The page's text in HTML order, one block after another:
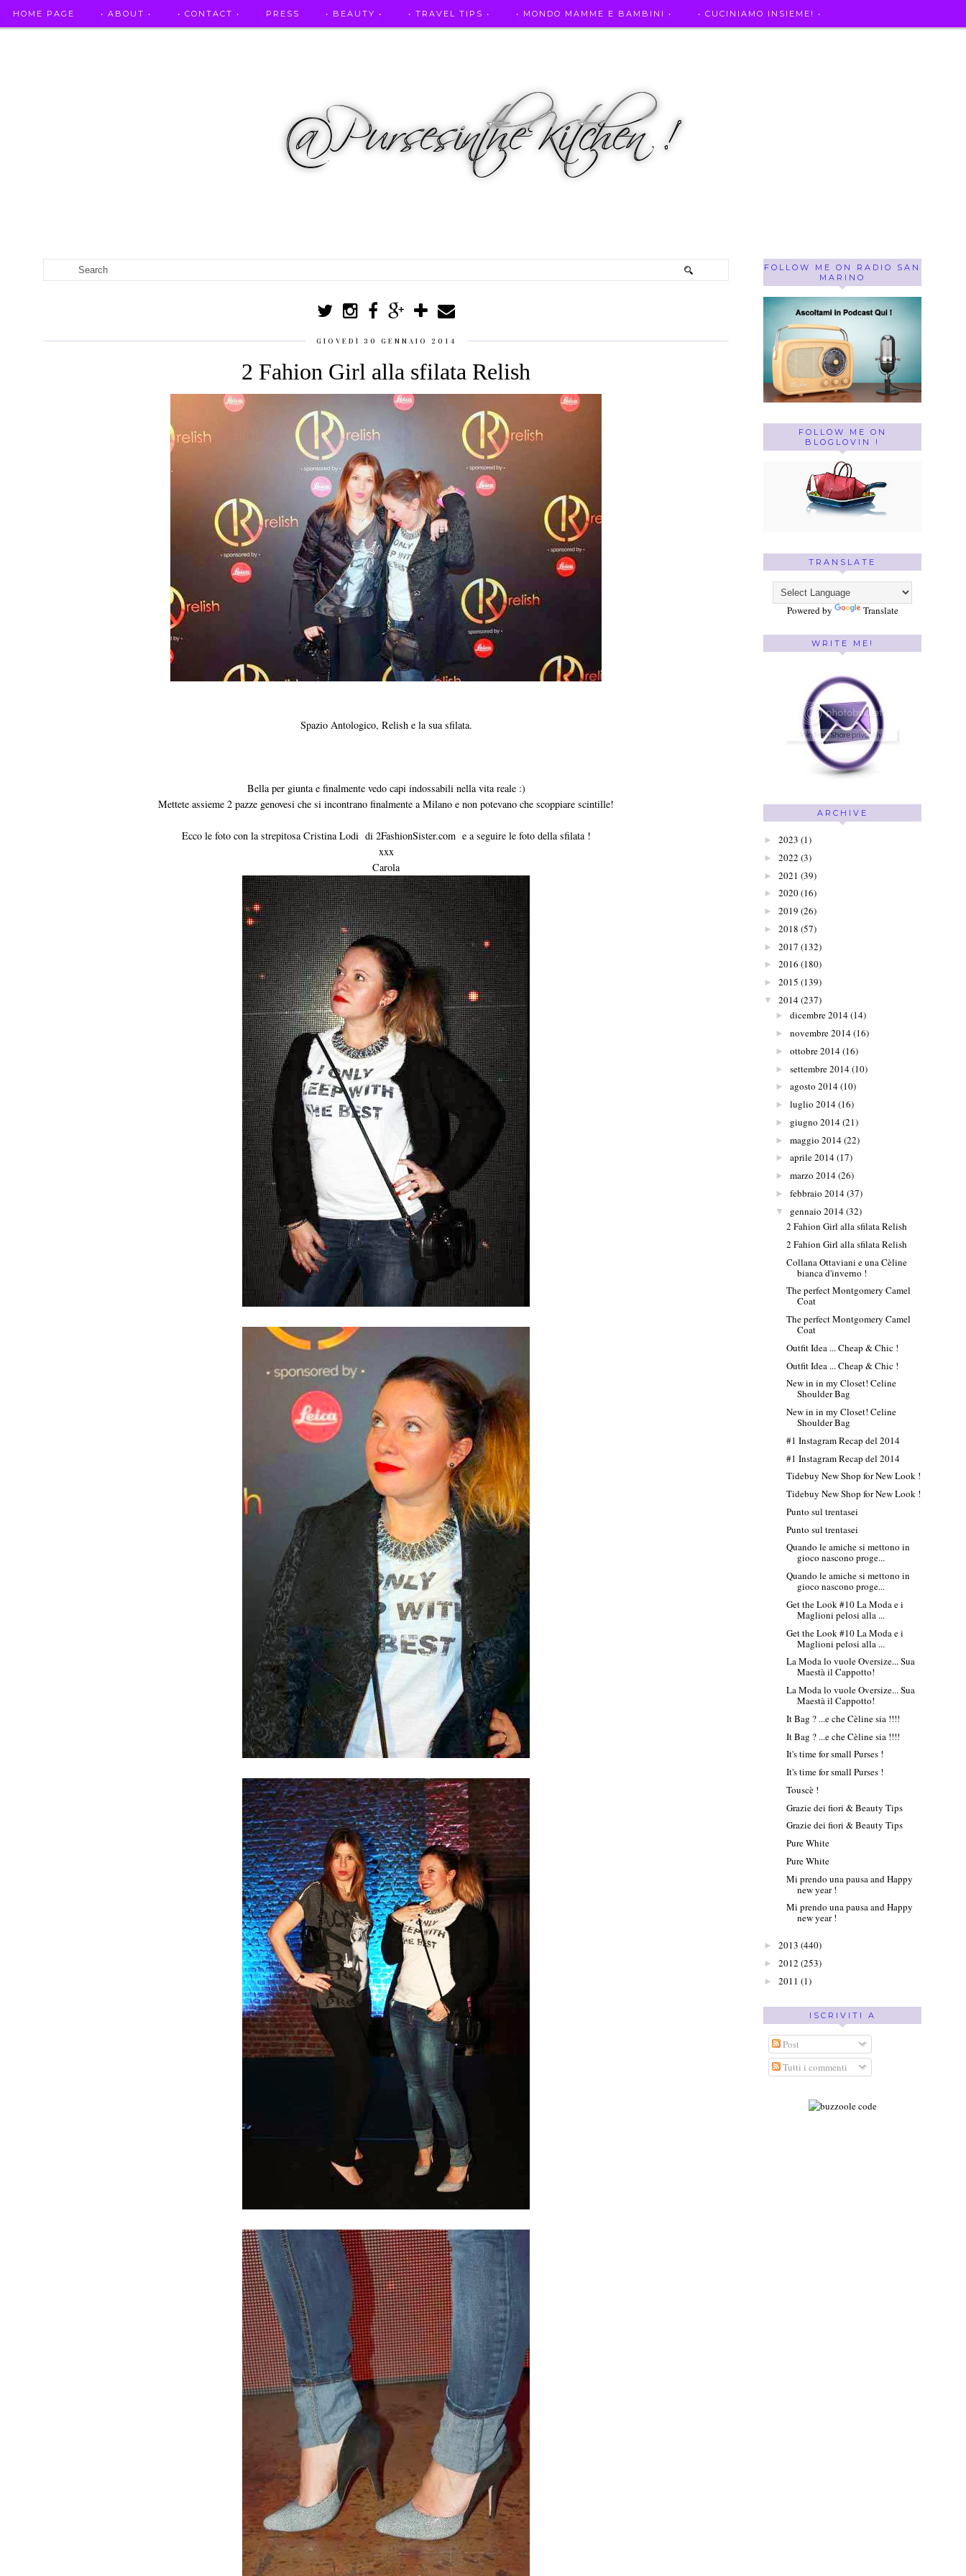
HOME PAGE • ABOUT • • CONTACT • PRESS • BEAUTY • • TRAVEL TIPS • • MONDO MAMME E BAMBINI • • CUCINIAMO INSIEME! •
GIOVEDÌ 30 GENNAIO 2014
2 Fahion Girl alla sfilata Relish
Spazio Antologico, Relish e la sua sfilata.
Bella per giunta e finalmente vedo capi indossabili nella vita reale :)
Mettete assieme 2 pazze genovesi che si incontrano finalmente a Milano e non potevano che scoppiare scintille!
Ecco le foto con la strepitosa Cristina Lodi di 2FashionSister.com e a seguire le foto della sfilata !
xxx
Carola
FOLLOW ME ON RADIO SAN
MARINO
FOLLOW ME ON
BLOGLOVIN !
TRANSLATE
Powered by Translate
WRITE ME!
ARCHIVE
► 2023 (1)
► 2022 (3)
► 2021 (39)
► 2020(16)
► 2019 (26)
► 2018 (57)
► 2017 (132)
► 2016 (180)
► 2015 (139)
▼ 2014(237)
► dicembre 2014(14)
► novembre 2014(16)
► ottobre 2014(16)
► settembre 2014(10)
► agosto 2014(10)
► luglio 2014(16)
► giugno 2014(21)
► maggio 2014(22)
► aprile 2014(17)
► marzo 2014(26)
► febbraio 2014(37)
▼ gennaio 2014(32)
2 Fahion Girl alla sfilata Relish
2 Fahion Girl alla sfilata Relish
Collana Ottaviani e una Cèline
bianca d'inverno !
The perfect Montgomery Camel
Coat
The perfect Montgomery Camel
Coat
Outfit Idea ... Cheap & Chic !
Outfit Idea ... Cheap & Chic !
New in in my Closet! Celine
Shoulder Bag
New in in my Closet! Celine
Shoulder Bag
#1 Instagram Recap del 2014
#1 Instagram Recap del 2014
Tidebuy New Shop for New Look !
Tidebuy New Shop for New Look !
Punto sul trentasei
Punto sul trentasei
Quando le amiche si mettono in
gioco nascono proge...
Quando le amiche si mettono in
gioco nascono proge...
Get the Look #10 La Moda e i
Maglioni pelosi alla ...
Get the Look #10 La Moda e i
Maglioni pelosi alla ...
La Moda lo vuole Oversize... Sua
Maestà il Cappotto!
La Moda lo vuole Oversize... Sua
Maestà il Cappotto!
It Bag ? ...e che Cèline sia !!!!
It Bag ? ...e che Cèline sia !!!!
It's time for small Purses !
It's time for small Purses !
Touscè !
Grazie dei fiori & Beauty Tips
Grazie dei fiori & Beauty Tips
Pure White
Pure White
Mi prendo una pausa and Happy
new year !
Mi prendo una pausa and Happy
new year !
► 2013 (440)
► 2012 (253)
► 2011 (1)
ISCRIVITI A
Post
Tutti i commenti